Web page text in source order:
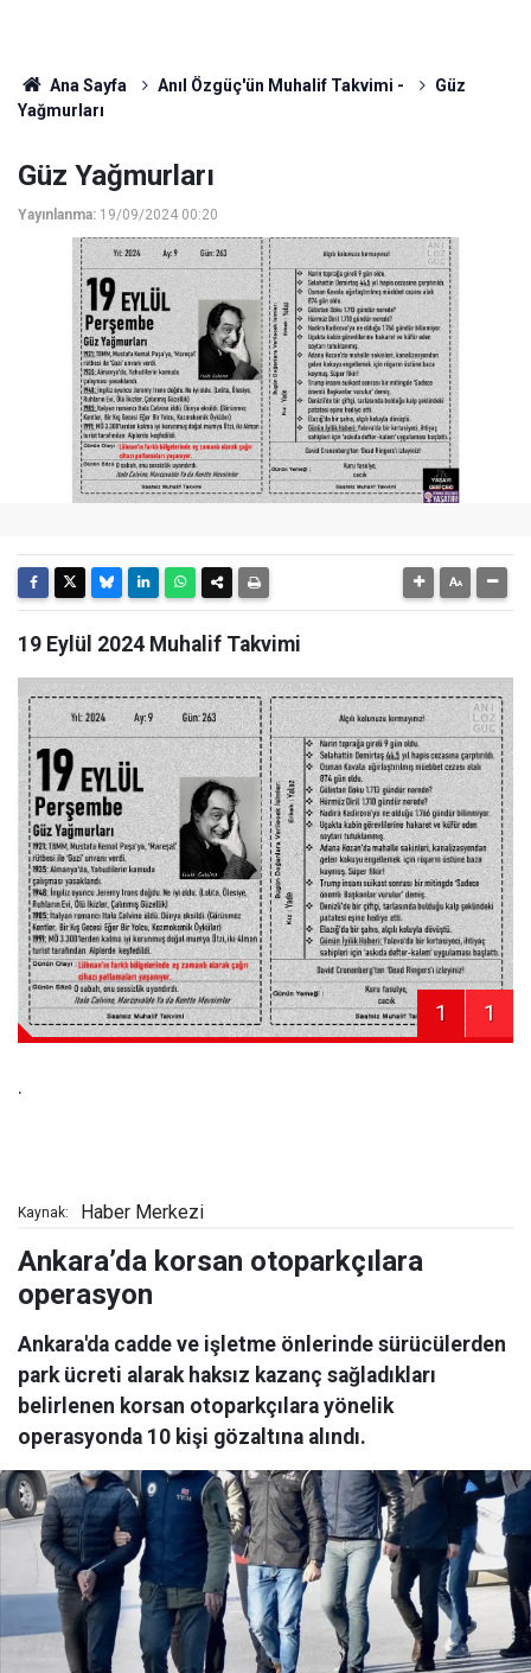
Ana Sayfa Anıl Özgüç'ün Muhalif Takvimi -
Güz
Yağmurları
Güz Yağmurları
Yayınlanma: 19/09/2024 00:20
19 Eylül 2024 Muhalif Takvimi
1 1
.
Kaynak: Haber Merkezi
Ankara’da korsan otoparkçılara
operasyon
Ankara'da cadde ve işletme önlerinde sürücülerden
park ücreti alarak haksız kazanç sağladıkları
belirlenen korsan otoparkçılara yönelik
operasyonda 10 kişi gözaltına alındı.